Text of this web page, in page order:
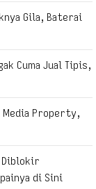
Gila, Baterai
Cuma Jual Tipis,
Property,
di Sini